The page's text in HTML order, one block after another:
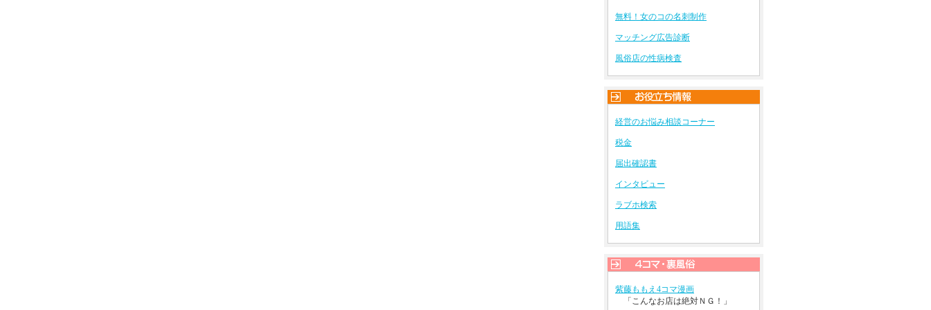
無料！女のコの名刺制作
マッチング広告診断
風俗店の性病検査
経営のお悩み相談コーナー
税金
届出確認書
インタビュー
ラブホ検索
用語集
紫藤ももえ4コマ漫画
「こんなお店は絶対ＮＧ！」